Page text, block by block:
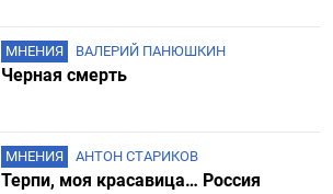
МНЕНИЯ ВАЛЕРИЙ ПАНЮШКИН
Черная смерть
МНЕНИЯ АНТОН СТАРИКОВ
Терпи, моя красавица… Россия